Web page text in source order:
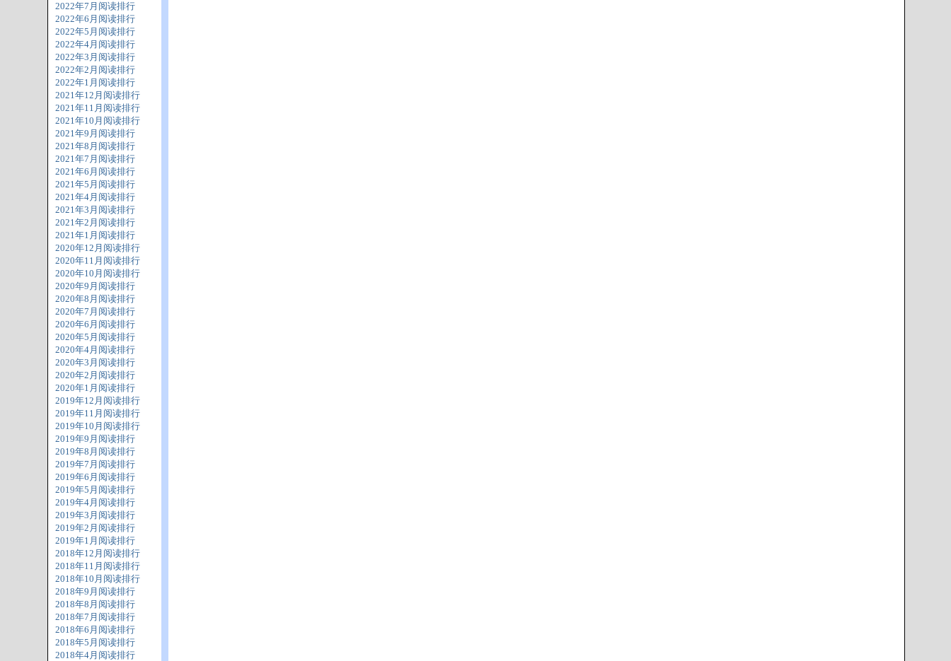
2022年7月阅读排行
2022年6月阅读排行
2022年5月阅读排行
2022年4月阅读排行
2022年3月阅读排行
2022年2月阅读排行
2022年1月阅读排行
2021年12月阅读排行
2021年11月阅读排行
2021年10月阅读排行
2021年9月阅读排行
2021年8月阅读排行
2021年7月阅读排行
2021年6月阅读排行
2021年5月阅读排行
2021年4月阅读排行
2021年3月阅读排行
2021年2月阅读排行
2021年1月阅读排行
2020年12月阅读排行
2020年11月阅读排行
2020年10月阅读排行
2020年9月阅读排行
2020年8月阅读排行
2020年7月阅读排行
2020年6月阅读排行
2020年5月阅读排行
2020年4月阅读排行
2020年3月阅读排行
2020年2月阅读排行
2020年1月阅读排行
2019年12月阅读排行
2019年11月阅读排行
2019年10月阅读排行
2019年9月阅读排行
2019年8月阅读排行
2019年7月阅读排行
2019年6月阅读排行
2019年5月阅读排行
2019年4月阅读排行
2019年3月阅读排行
2019年2月阅读排行
2019年1月阅读排行
2018年12月阅读排行
2018年11月阅读排行
2018年10月阅读排行
2018年9月阅读排行
2018年8月阅读排行
2018年7月阅读排行
2018年6月阅读排行
2018年5月阅读排行
2018年4月阅读排行